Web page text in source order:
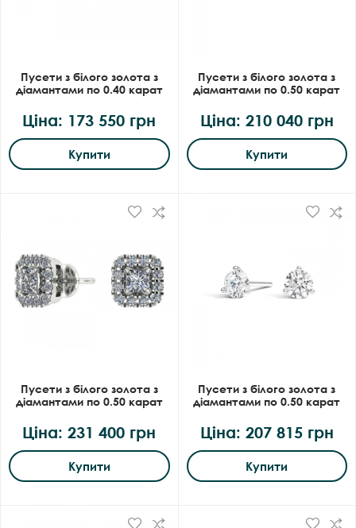
Пусети з білого золота з
діамантами по 0.40 карат
Ціна: 173 550 грн
Купити
Пусети з білого золота з
діамантами по 0.50 карат
Ціна: 210 040 грн
Купити
Пусети з білого золота з
діамантами по 0.50 карат
Ціна: 231 400 грн
Купити
Пусети з білого золота з
діамантами по 0.50 карат
Ціна: 207 815 грн
Купити